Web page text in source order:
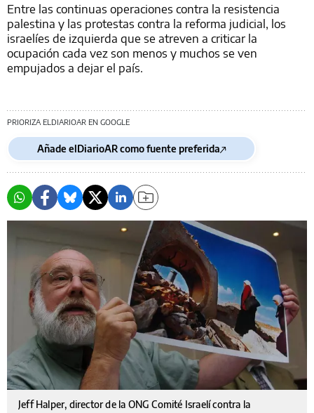
Entre las continuas operaciones contra la resistencia
palestina y las protestas contra la reforma judicial, los
israelíes de izquierda que se atreven a criticar la
ocupación cada vez son menos y muchos se ven
empujados a dejar el país.
PRIORIZA ELDIARIOAR EN GOOGLE
Añade elDiarioAR como fuente preferida
Jeff Halper, director de la ONG Comité Israelí contra la